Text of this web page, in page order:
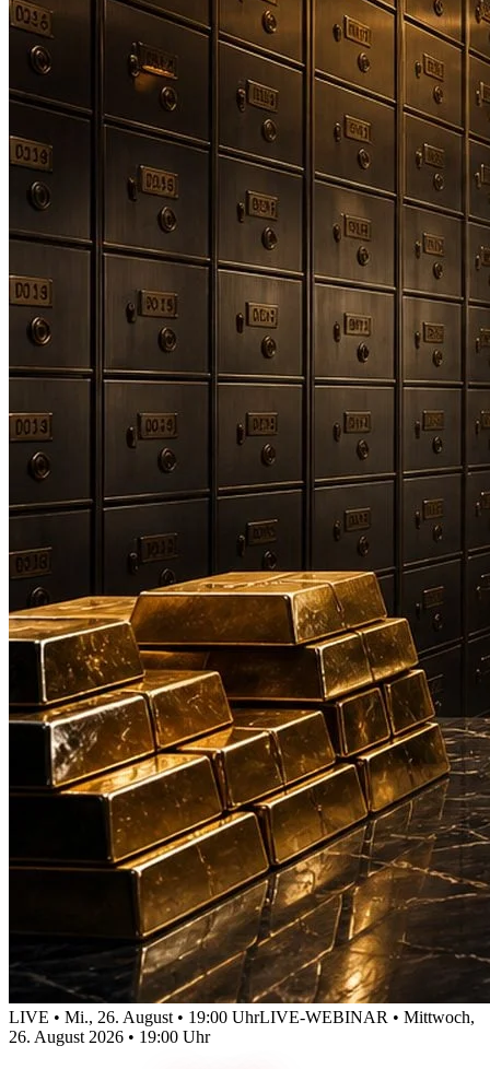
LIVE • Mi., 26. August • 19:00 UhrLIVE-WEBINAR • Mittwoch,
26. August 2026 • 19:00 Uhr